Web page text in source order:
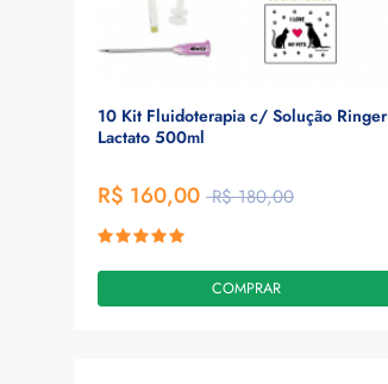
10 Kit Fluidoterapia c/ Solução Ringer
Lactato 500ml
R$ 160,00 R$ 180,00
COMPRAR